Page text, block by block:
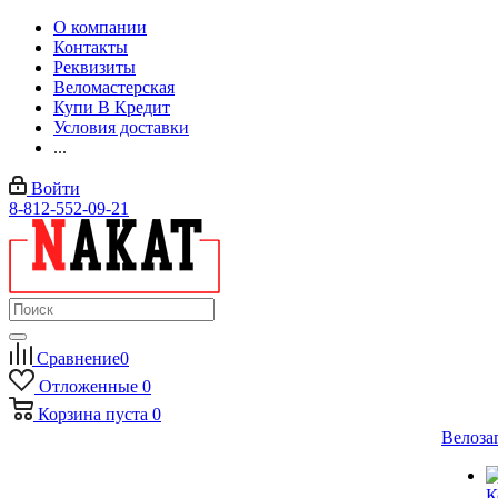
О компании
Контакты
Реквизиты
Веломастерская
Купи В Кредит
Условия доставки
...
Войти
8-812-552-09-21
Сравнение0
Отложенные 0
Корзина пуста 0